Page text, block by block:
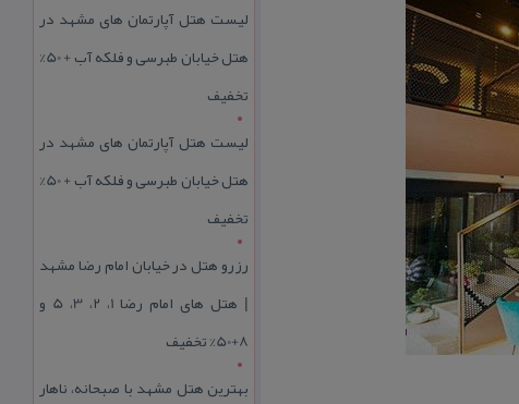
لیست هتل آپارتمان های مشهد در
هتل خیابان طبرسی و فلکه آب + 50%
تخفیف
لیست هتل آپارتمان های مشهد در
هتل خیابان طبرسی و فلکه آب + 50%
تخفیف
رزرو هتل در خیابان امام رضا مشهد
| هتل‌ های امام رضا 1، 2، 3، 5 و
8+50% تخفیف
بهترین هتل مشهد با صبحانه، ناهار